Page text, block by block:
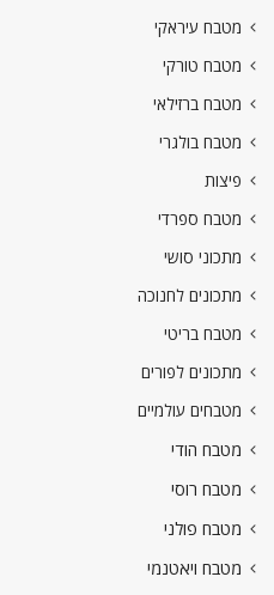
מטבח עיראקי
מטבח טורקי
מטבח ברזילאי
מטבח בולגרי
פיצות
מטבח ספרדי
מתכוני סושי
מתכונים לחנוכה
מטבח בריטי
מתכונים לפורים
מטבחים עולמיים
מטבח הודי
מטבח רוסי
מטבח פולני
מטבח ויאטנמי